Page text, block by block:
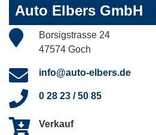
Auto Elbers GmbH
Borsigstrasse 24
47574 Goch
info@auto-elbers.de
0 28 23 / 50 85
Verkauf